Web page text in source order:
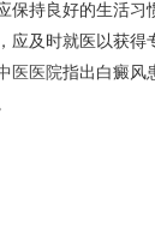
保持良好的生活习
应及时就医以获得
医医院指出白癜风